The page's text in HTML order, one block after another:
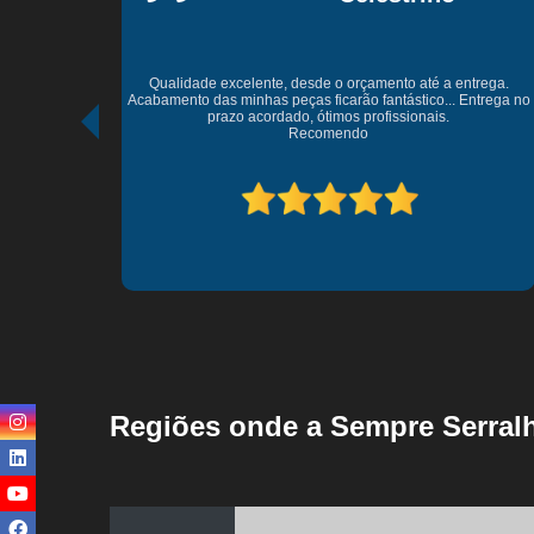
Excelente profissionais serviço de extrema qualidade entrega
dentro do prazo equipe está de parabéns pela qualidade dos
Serviços.
At.Vagner Ferreira
Regiões onde a Sempre